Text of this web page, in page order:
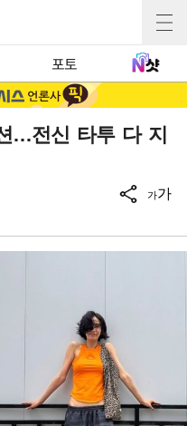
포토
…전신 타투 다 지
가가